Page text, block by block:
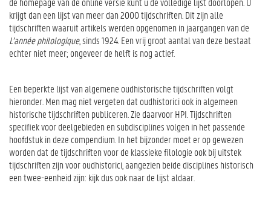
krijgt dan een lijst van meer dan 2000 tijdschriften. Dit zijn alle
tijdschriften waaruit artikels werden opgenomen in jaargangen van de
L’année philologique, sinds 1924. Een vrij groot aantal van deze bestaat
echter niet meer; ongeveer de helft is nog actief.
Een beperkte lijst van algemene oudhistorische tijdschriften volgt
hieronder. Men mag niet vergeten dat oudhistorici ook in algemeen
historische tijdschriften publiceren. Zie daarvoor HPI. Tijdschriften
specifiek voor deelgebieden en subdisciplines volgen in het passende
hoofdstuk in deze compendium. In het bijzonder moet er op gewezen
worden dat de tijdschriften voor de klassieke filologie ook bij uitstek
tijdschriften zijn voor oudhistorici, aangezien beide disciplines historisch
een twee-eenheid zijn: kijk dus ook naar de lijst aldaar.